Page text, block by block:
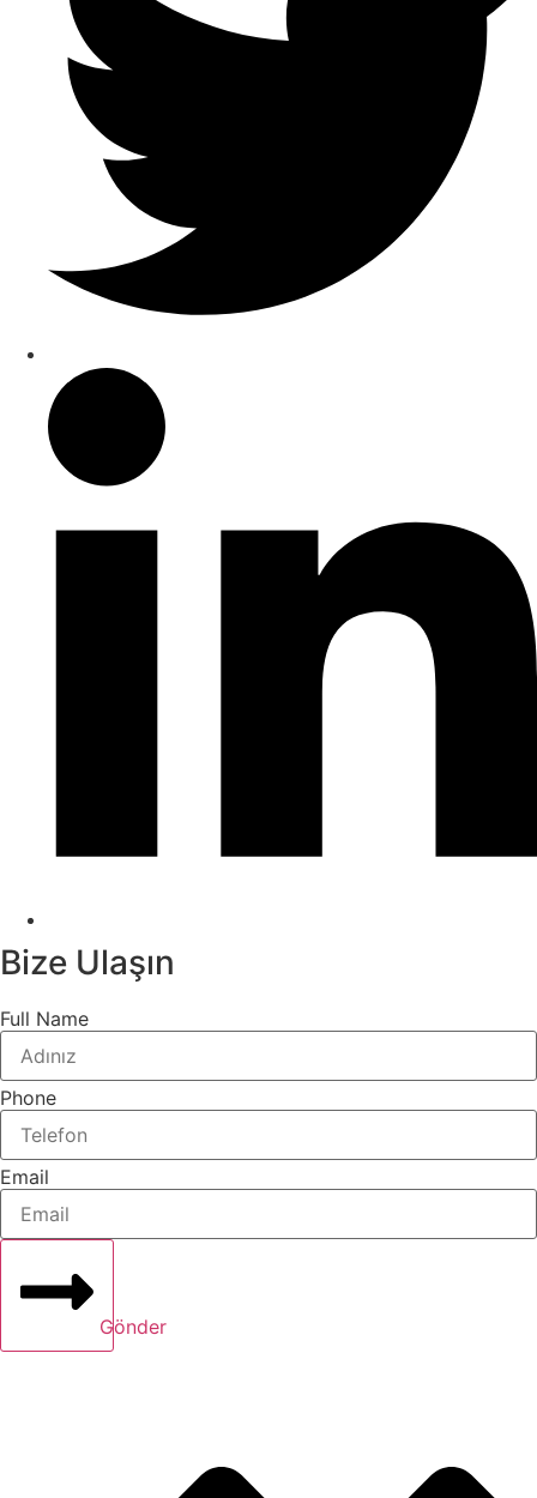
Bize Ulaşın
Full Name
Phone
Email
Gönder